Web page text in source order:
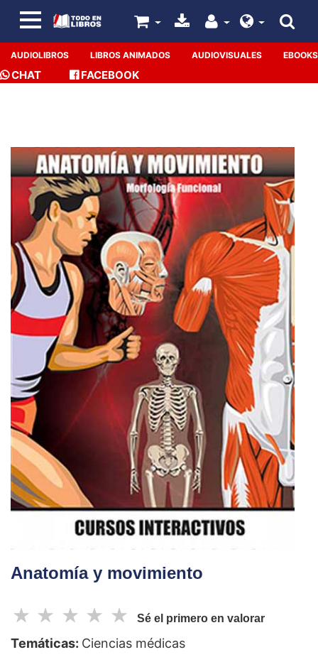
AUDIOLIBROS LIBROS ANIMADOS AUDIOVISUALES EBOOKS
CHAT FACEBOOK
Anatomía y movimiento
☆
☆
☆
☆
☆ Sé el primero en valorar
Temáticas: Ciencias médicas